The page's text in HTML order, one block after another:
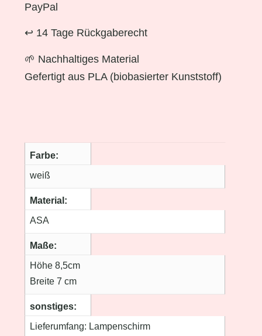
PayPal
↩️ 14 Tage Rückgaberecht
🌱 Nachhaltiges Material
Gefertigt aus PLA (biobasierter Kunststoff)
Farbe
weiß
Material
ASA
Maße
Höhe 8,5cm
Breite 7 cm
sonstiges
Lieferumfang: Lampenschirm